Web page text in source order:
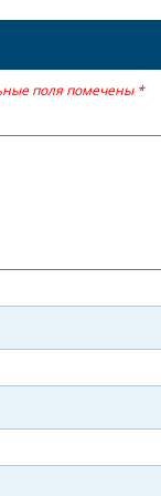
поля помечены *